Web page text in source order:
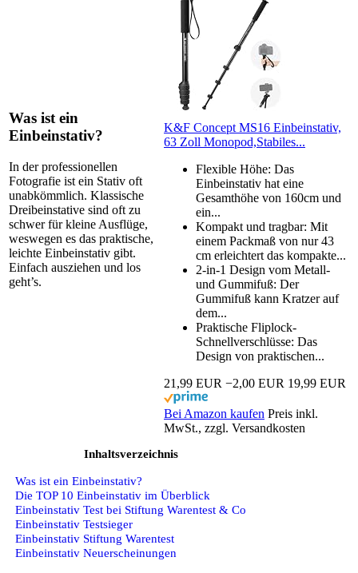
Was ist ein
Einbeinstativ?
In der professionellen
Fotografie ist ein Stativ oft
unabkömmlich. Klassische
Dreibeinstative sind oft zu
schwer für kleine Ausflüge,
weswegen es das praktische,
leichte Einbeinstativ gibt.
Einfach ausziehen und los
geht’s.
K&F Concept MS16 Einbeinstativ,
63 Zoll Monopod,Stabiles...
Flexible Höhe: Das
Einbeinstativ hat eine
Gesamthöhe von 160cm und
ein...
Kompakt und tragbar: Mit
einem Packmaß von nur 43
cm erleichtert das kompakte...
2-in-1 Design vom Metall-
und Gummifuß: Der
Gummifuß kann Kratzer auf
dem...
Praktische Fliplock-
Schnellverschlüsse: Das
Design von praktischen...
21,99 EUR −2,00 EUR 19,99 EUR
Bei Amazon kaufen Preis inkl.
MwSt., zzgl. Versandkosten
Inhaltsverzeichnis
Was ist ein Einbeinstativ?
Die TOP 10 Einbeinstativ im Überblick
Einbeinstativ Test bei Stiftung Warentest & Co
Einbeinstativ Testsieger
Einbeinstativ Stiftung Warentest
Einbeinstativ Neuerscheinungen